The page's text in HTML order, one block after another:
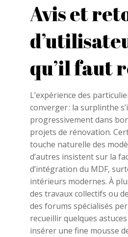
Avis et
qu’il faut
L’expérience des
converger : la surplinthe
progressivement dans
projets de rénovation.
touche naturelle des
d’autres insistent sur la
d’intégration du MDF,
intérieurs modernes. À
des travaux collectifs ou
des forums spécialisés
recueillir quelques
insérer une fine mousse